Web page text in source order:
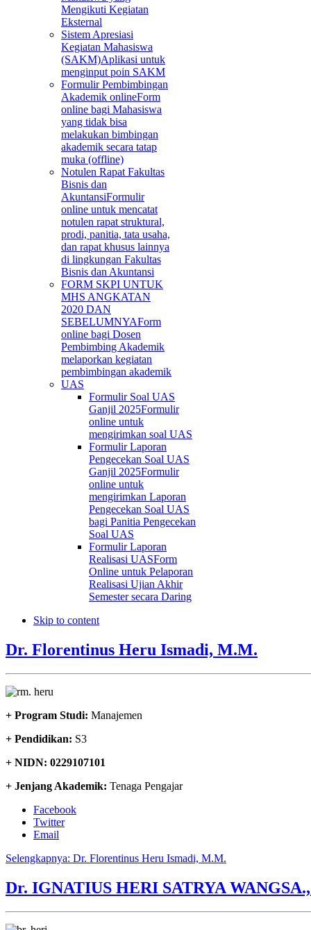
Mengikuti Kegiatan
Eksternal
Sistem Apresiasi
Kegiatan Mahasiswa
(SAKM)Aplikasi untuk
menginput poin SAKM
Formulir Pembimbingan
Akademik onlineForm
online bagi Mahasiswa
yang tidak bisa
melakukan bimbingan
akademik secara tatap
muka (offline)
Notulen Rapat Fakultas
Bisnis dan
AkuntansiFormulir
online untuk mencatat
notulen rapat struktural,
prodi, panitia, tata usaha,
dan rapat khusus lainnya
di lingkungan Fakultas
Bisnis dan Akuntansi
FORM SKPI UNTUK
MHS ANGKATAN
2020 DAN
SEBELUMNYAForm
online bagi Dosen
Pembimbing Akademik
melaporkan kegiatan
pembimbingan akademik
UAS
Formulir Soal UAS
Ganjil 2025Formulir
online untuk
mengirimkan soal UAS
Formulir Laporan
Pengecekan Soal UAS
Ganjil 2025Formulir
online untuk
mengirimkan Laporan
Pengecekan Soal UAS
bagi Panitia Pengecekan
Soal UAS
Formulir Laporan
Realisasi UASForm
Online untuk Pelaporan
Realisasi Ujian Akhir
Semester secara Daring
Skip to content
Dr. Florentinus Heru Ismadi, M.M.
+ Program Studi: Manajemen
+ Pendidikan: S3
+ NIDN: 0229107101
+ Jenjang Akademik: Tenaga Pengajar
Facebook
Twitter
Email
Selengkapnya: Dr. Florentinus Heru Ismadi, M.M.
Dr. IGNATIUS HERI SATRYA